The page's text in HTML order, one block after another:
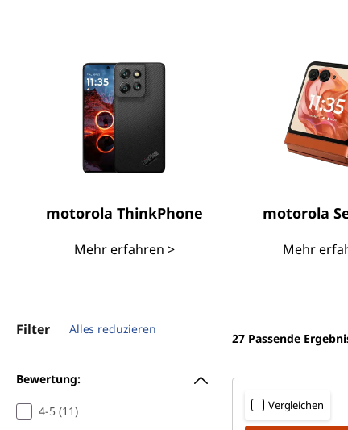
motorola ThinkPhone
Mehr erfahren >
motorola
Mehr
Filter Alles reduzieren
Bewertung:
4-5 (11)
27 Passende
Vergleichen